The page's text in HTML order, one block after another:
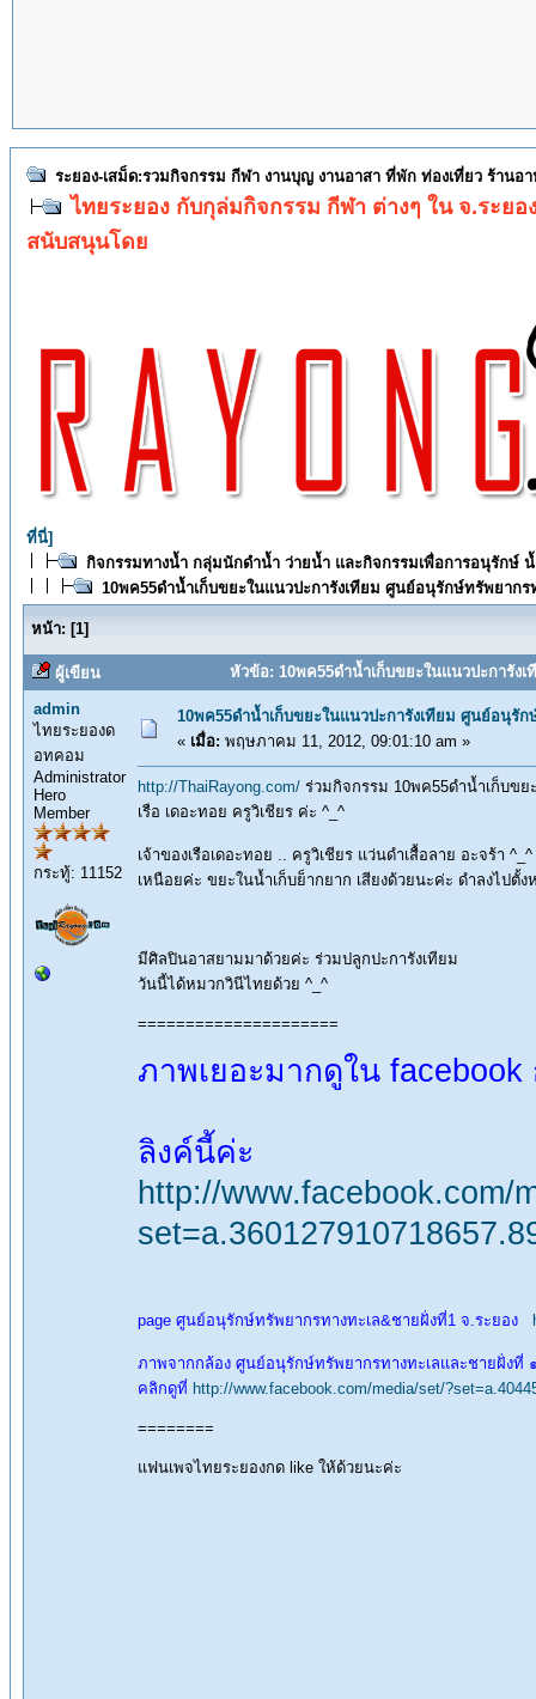
ระยอง-เสม็ด:รวมกิจกรรม กีฬา งานบุญ งานอาสา ที่พัก ท่องเที่ยว ร้านอ
ไทยระยอง กับกุล่มกิจกรรม กีฬา ต่างๆ ใน จ.ระยอ
สนับสนุนโดย
ที่นี่]
กิจกรรมทางน้ำ กลุ่มนักดำน้ำ ว่ายน้ำ และกิจกรรมเพื่อการอนุรักษ์ น้
10พค55ดำน้ำเก็บขยะในแนวปะการังเทียม ศูนย์อนุรักษ์ทรัพยากร
หน้า: [1]
ผู้เขียน หัวข้อ: 10พค55ดำน้ำเก็บขยะในแนวปะการัง
admin
ไทยระยองด
อทคอม
Administrator
Hero
Member
กระทู้: 11152
10พค55ดำน้ำเก็บขยะในแนวปะการังเทียม ศูนย์อนุรัก
« เมื่อ: พฤษภาคม 11, 2012, 09:01:10 am »
http://ThaiRayong.com/ ร่วมกิจกรรม 10พค55ดำน้ำเก็บข
เรือ เดอะทอย ครูวิเชียร ค่ะ ^_^
เจ้าของเรือเดอะทอย .. ครูวิเชียร แว่นดำเสื้อลาย อะจร้า
เหนือยค่ะ ขยะในน้ำเก็บย็ากยาก เสียงด้วยนะค่ะ ดำลงไปตั้
มีศิลปินอาสยามมาด้วยค่ะ ร่วมปลูกปะการังเทียม
วันนี้ได้หมวกวินีไทยด้วย ^_^
=====================
ภาพเยอะมากดูใน
ลิงค์นี้ค่ะ
http://www.facebook.com/
page ศูนย์อนุรักษ์ทรัพยากรทางทะเล&ชายฝั่งที่1 จ.ระยอง
ภาพจากกล้อง ศูนย์อนุรักษ์ทรัพยากรทางทะเลและชายฝั่งที่
คลิกดูที่ http://www.facebook.com/media/set/
========
แฟนเพจไทยระยองกด like ให้ด้วยนะค่ะ